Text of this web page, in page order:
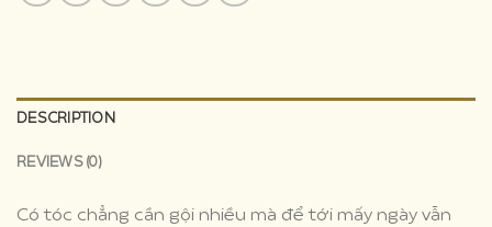
DESCRIPTION
REVIEWS (0)
Có tóc chẳng cần gội nhiều mà để tới mấy ngày vẫn